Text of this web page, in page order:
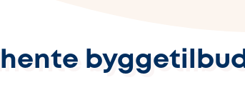
byggetilbud